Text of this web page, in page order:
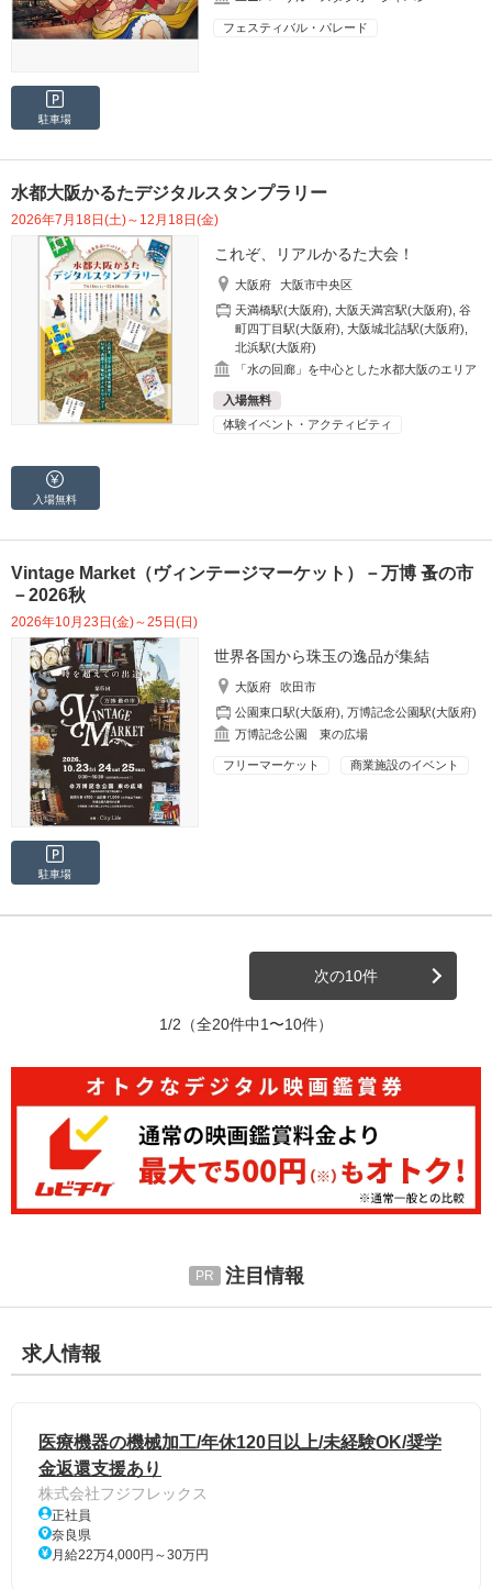
フェスティバル・パレード
駐車場
水都大阪かるたデジタルスタンプラリー
2026年7月18日(土)～12月18日(金)
これぞ、リアルかるた大会！
大阪府
大阪市中央区
天満橋駅(大阪府) ,大阪天満宮駅(大阪府) ,谷
町四丁目駅(大阪府) ,大阪城北詰駅(大阪府)
北浜駅(大阪府)
「水の回廊」を中心とした水都大阪のエリア
入場無料
体験イベント・アクティビティ
入場無料
Vintage Market（ヴィンテージマーケット）－万博 蚤の市
－2026秋
2026年10月23日(金)～25日(日)
世界各国から珠玉の逸品が集結
大阪府
吹田市
公園東口駅(大阪府) ,万博記念公園駅(大阪府)
万博記念公園 東の広場
フリーマーケット 商業施設のイベント
駐車場
次の10件
1/2 （全20件中1〜10件）
注目情報
求人情報
医療機器の機械加工/年休120日以上/未経験OK/奨学
金返還支援あり
株式会社フジフレックス
正社員
奈良県
月給22万4,000円～30万円